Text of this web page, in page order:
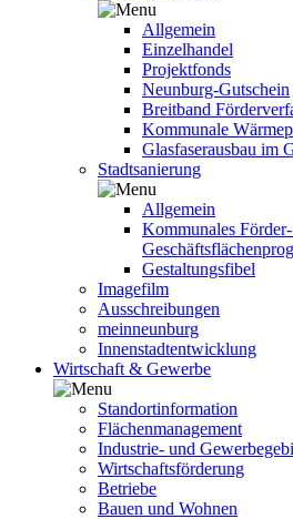
Allgemein
Einzelhandel
Projektfonds
Neunburg-Gutschein
Breitband
Kommunale
Glasfaserausbau im
Stadtsanierung
Allgemein
Kommunales
Gestaltungsfibel
Imagefilm
Ausschreibungen
meinneunburg
Innenstadtentwicklung
Wirtschaft & Gewerbe
Standortinformation
Flächenmanagement
Industrie- und
Wirtschaftsförderung
Betriebe
Bauen und Wohnen